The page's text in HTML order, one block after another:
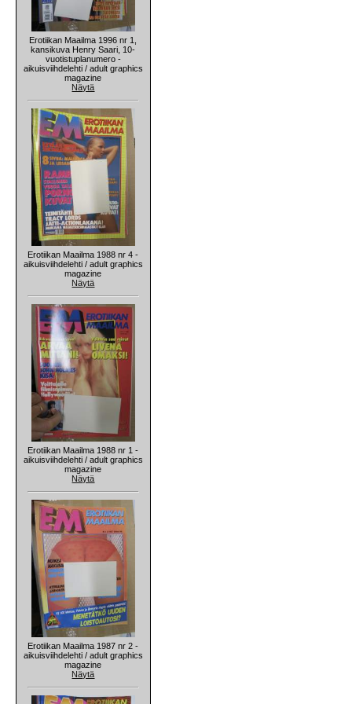
Erotiikan Maailma 1996 nr 1,
kansikuva Henry Saari, 10-
vuotistuplanumero -
aikuisviihdelehti / adult graphics
magazine
Näytä
Erotiikan Maailma 1988 nr 4 -
aikuisviihdelehti / adult graphics
magazine
Näytä
Erotiikan Maailma 1988 nr 1 -
aikuisviihdelehti / adult graphics
magazine
Näytä
Erotiikan Maailma 1987 nr 2 -
aikuisviihdelehti / adult graphics
magazine
Näytä